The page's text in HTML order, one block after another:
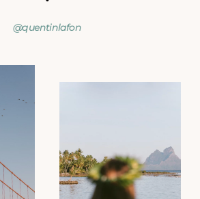
@quentinlafon